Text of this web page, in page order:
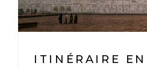
ITINÉRAIRE